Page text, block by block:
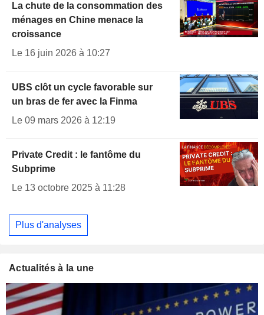
La chute de la consommation des
ménages en Chine menace la
croissance
Le 16 juin 2026 à 10:27
UBS clôt un cycle favorable sur
un bras de fer avec la Finma
Le 09 mars 2026 à 12:19
Private Credit : le fantôme du
Subprime
Le 13 octobre 2025 à 11:28
Plus d'analyses
Actualités à la une